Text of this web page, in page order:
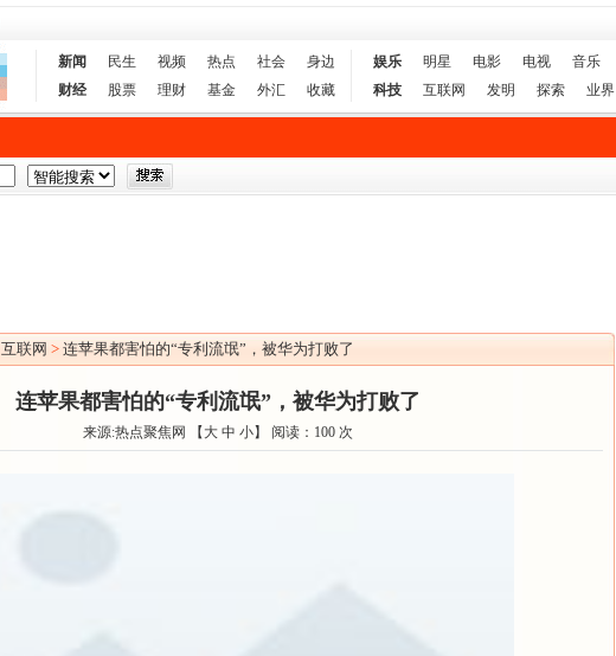
新闻 民生 视频 热点 社会
身边
财经
股票 理财 基金 外汇 收藏
娱乐 明星 电影 电视 音乐
科技
互联网 发明 探索 业界
互联网 > 连苹果都害怕的“专利流氓”，被华为打败了
连苹果都害怕的“专利流氓”，被华为打败了
来源:热点聚焦网 【 大 中 小】 阅读： 100 次